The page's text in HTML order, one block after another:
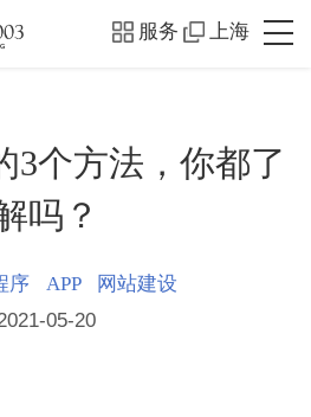
服务 上海
3个方法，你都了
吗？
序 APP
网站建设
05-20